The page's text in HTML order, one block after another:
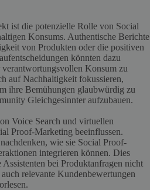
ist die potenzielle Rolle von Social
Konsums. Authentische Berichte
von Produkten oder die positiven
könnten dazu
Konsum zu
auf Nachhaltigkeit fokussieren,
ihre Bemühungen glaubwürdig zu
Gleichgesinnter aufzubauen.
Voice Search und virtuellen
Proof-Marketing beeinflussen.
wie sie Social Proof-
integrieren können. Dies
bei Produktanfragen nicht
relevante Kundenbewertungen